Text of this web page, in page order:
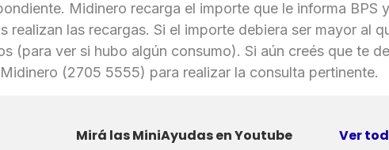
Midinero recarga el importe que le informa BPS
realizan las recargas. Si el importe debiera ser mayor al
(para ver si hubo algún consumo). Si aún creés que te
(2705 5555) para realizar la consulta pertinente.
Mirá las MiniAyudas en Youtube Ver